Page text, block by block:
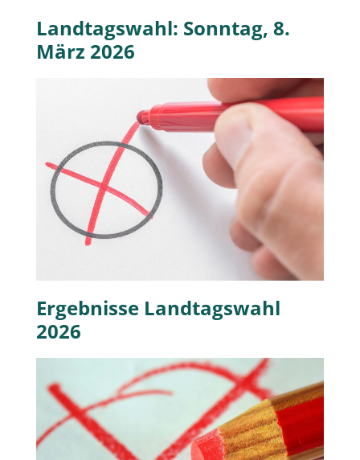
Landtagswahl: Sonntag, 8.
März 2026
Ergebnisse Landtagswahl
2026